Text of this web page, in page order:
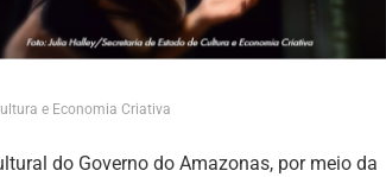
e Economia Criativa
do Governo do Amazonas, por meio da